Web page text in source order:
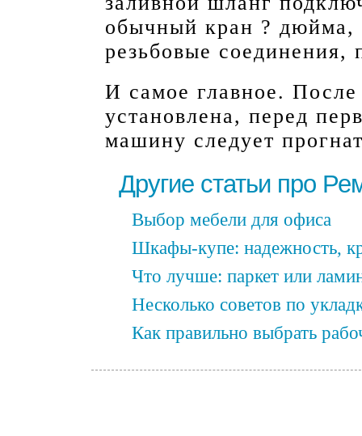
обычный кран ? дюйма,
резьбовые
И самое главное.
установлена, перед
машину следует
Другие статьи про
Выбор мебели для офиса
Шкафы-купе: надежность,
Что лучше: паркет или
Несколько советов по
Как правильно выбрать